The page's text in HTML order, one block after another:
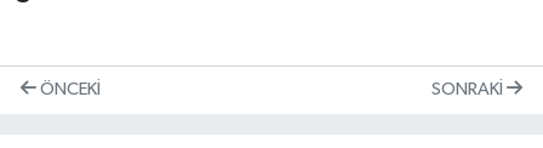
ÖNCEKI SONRAKI